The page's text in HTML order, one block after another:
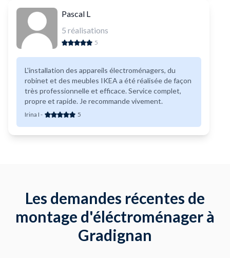
Pascal L
5 réalisations
5
L'installation des appareils électroménagers, du
robinet et des meubles IKEA a été réalisée de façon
très professionnelle et efficace. Service complet,
propre et rapide. Je recommande vivement.
Irina I - 5
Les demandes récentes de
montage d'éléctroménager à
Gradignan